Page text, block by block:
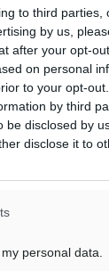
to third
by us,
after your opt-
on personal
to your opt-
by third
be disclosed by
disclose it to
personal data.
με
Η